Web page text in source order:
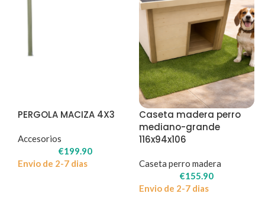
PERGOLA MACIZA 4X3
Accesorios
€199.90
Envio de 2-7 dias
Caseta madera perro
mediano-grande
116x94x106
Caseta perro madera
€155.90
Envio de 2-7 dias